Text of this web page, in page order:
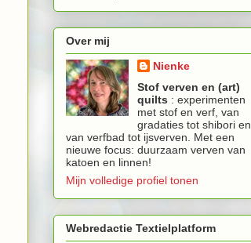
Over mij
Nienke
Stof verven en (art)
quilts : experimenten
met stof en verf, van
gradaties tot shibori en
van verfbad tot ijsverven. Met een
nieuwe focus: duurzaam verven van
katoen en linnen!
Mijn volledige profiel tonen
Webredactie Textielplatform